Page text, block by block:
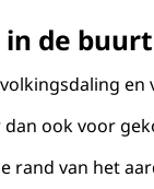
in de buurt
ook voor
rand van het